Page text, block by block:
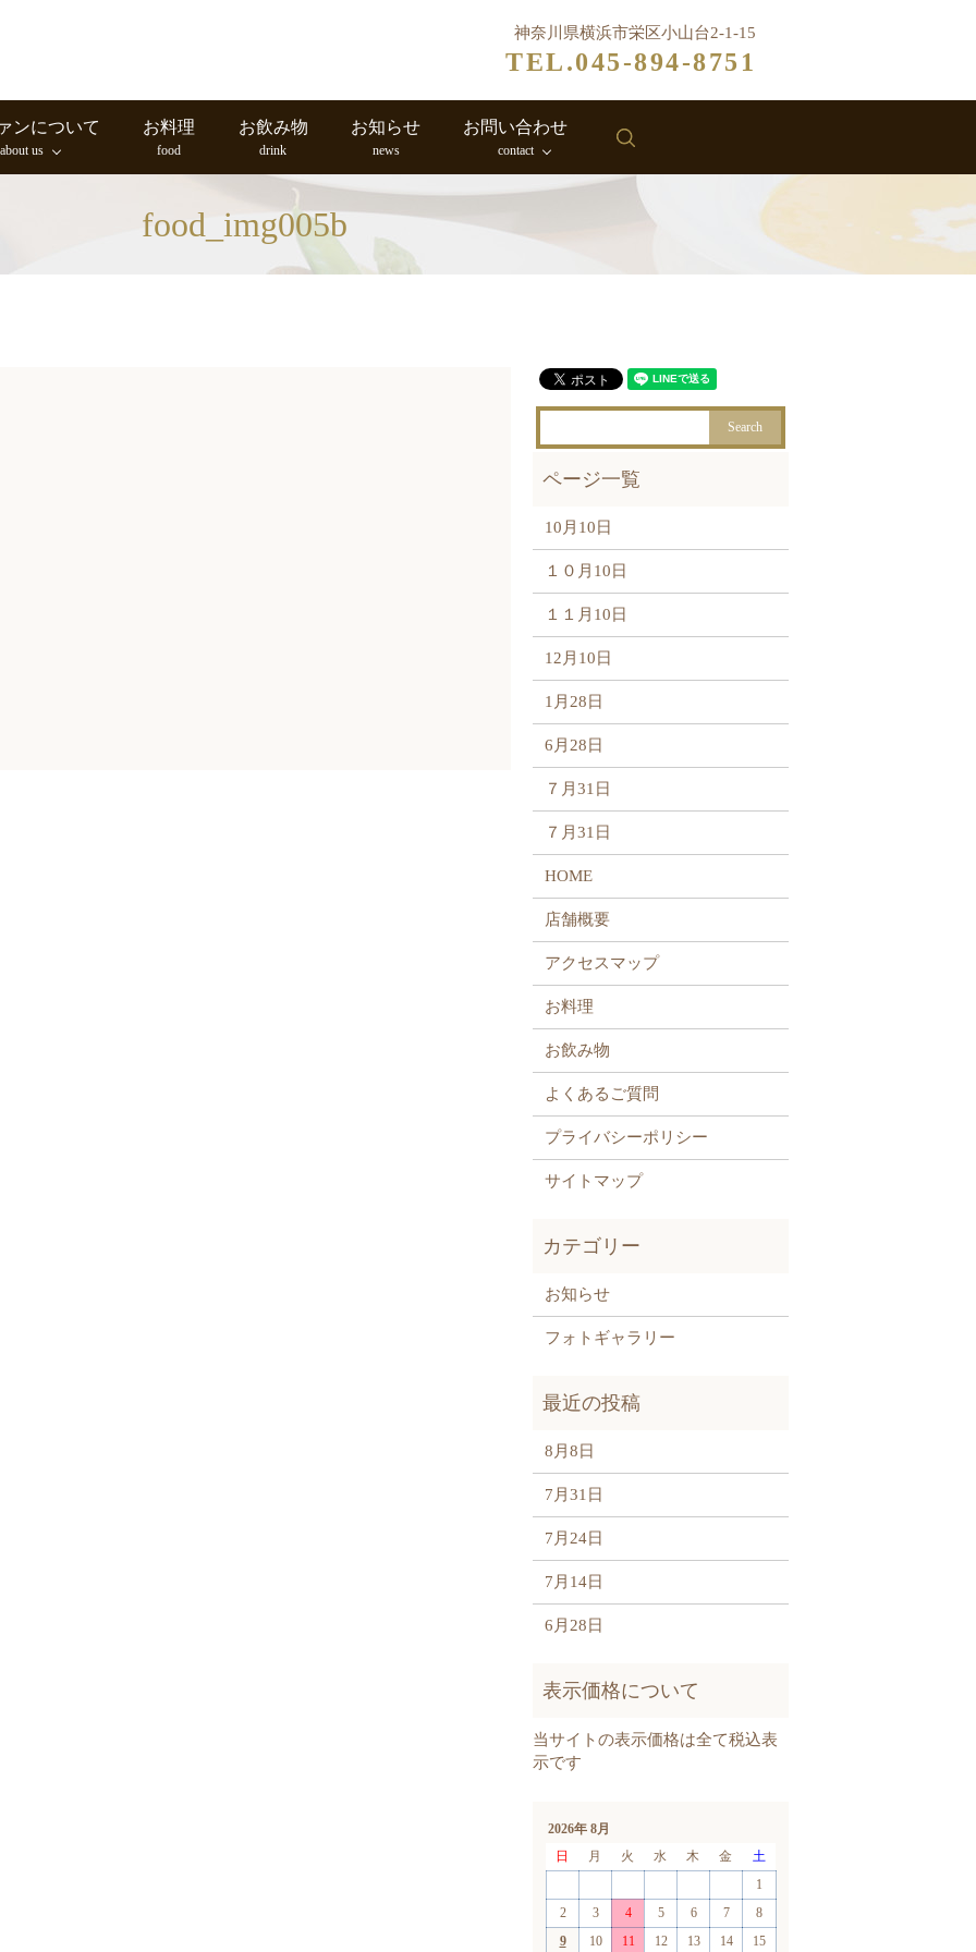
神奈川県横浜市栄区小山台2-1-15
TEL.045-894-8751
ンについて
about us
お料理
food
お飲み物
drink
お知らせ
news
お問い合わせ
contact
food_img005b
10月10日
１０月10日
１１月10日
12月10日
1月28日
6月28日
７月31日
７月31日
HOME
店舗概要
アクセスマップ
お料理
お飲み物
よくあるご質問
プライバシーポリシー
サイトマップ
お知らせ
フォトギャラリー
8月8日
7月31日
7月24日
7月14日
6月28日
2026年 8月
日
月 火 水 木 金
土
1
2
3 4 5 6 7
8
9
10 11 12 13 14 15